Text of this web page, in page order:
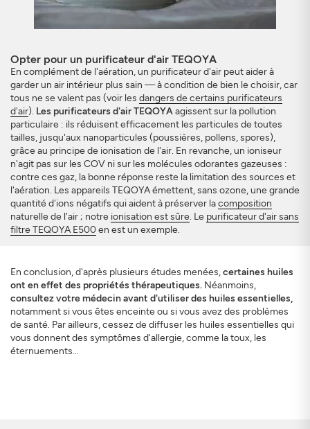
Opter pour un purificateur d'air TEQOYA
En complément de l'aération, un purificateur d'air peut aider à
garder un air intérieur plus sain — à condition de bien le choisir, car
tous ne se valent pas (voir les dangers de certains purificateurs
d'air). Les purificateurs d'air TEQOYAagissent sur la pollution
particulaire : ils réduisent efficacement les particules de toutes
tailles, jusqu'aux nanoparticules (poussières, pollens, spores),
grâce au principe de ionisation de l'air. En revanche, un ioniseur
n'agit pas sur les COV ni sur les molécules odorantes gazeuses :
contre ces gaz, la bonne réponse reste la limitation des sources et
l'aération. Les appareils TEQOYA émettent, sans ozone, une grande
quantité d'ions négatifs qui aident à préserver lacomposition
naturelle de l'air ; notre ionisation est sûre. Le purificateur d'air sans
filtre TEQOYA E500en est un exemple.
En conclusion, d'après plusieurs études menées,certaines huiles
ont en effet des propriétés thérapeutiques. Néanmoins,
consultez votre médecin avant d'utiliser des huiles essentielles,
notamment si vous êtes enceinte ou si vous avez des problèmes
de santé. Par ailleurs, cessez de diffuser les huiles essentielles qui
vous donnent des symptômes d'allergie, comme la toux, les
éternuements...